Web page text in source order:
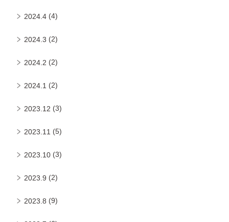
2024.4 (4)
2024.3 (2)
2024.2 (2)
2024.1 (2)
2023.12 (3)
2023.11 (5)
2023.10 (3)
2023.9 (2)
2023.8 (9)